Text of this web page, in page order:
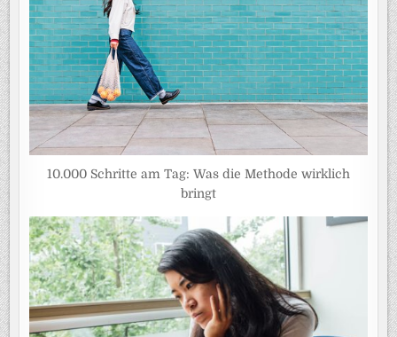
10.000 Schritte am Tag: Was die Methode wirklich
bringt